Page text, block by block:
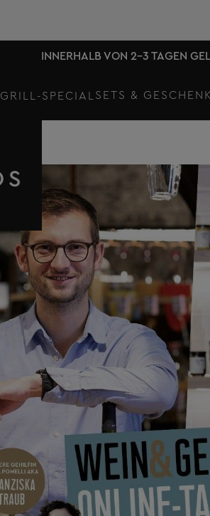
INNERHALB VON 2-3 TAGEN
GRILL-SPECIAL SETS &